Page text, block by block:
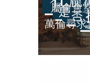
屬會會
萬倫尋